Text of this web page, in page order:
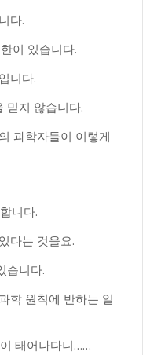
다.
이 있습니다.
니다.
믿지 않습니다.
과학자들이 이렇게
니다.
다는 것을요.
습니다.
학 원칙에 반하는 일
태어나다니……